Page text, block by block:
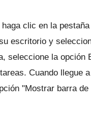
clic en la
escritorio y
seleccione la opción
Cuando llegue
"Mostrar barra